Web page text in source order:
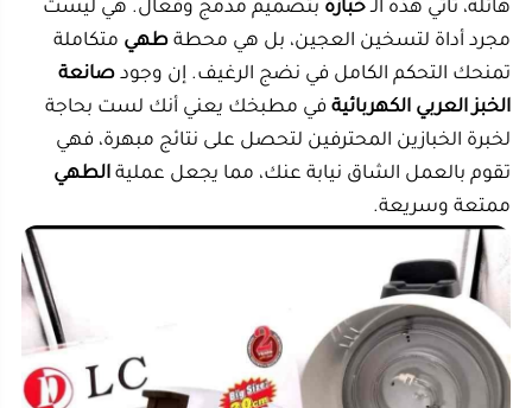
لخبرة الخبازين المحترفين لتحصل على نتائج مبهرة، فهي
تقوم بالعمل الشاق نيابة عنك، مما يجعل عمليةالطهي
ممتعة وسريعة.